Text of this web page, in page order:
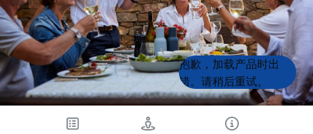
Product
List
Product
List
抱歉，加载产品时出
错。请稍后重试。